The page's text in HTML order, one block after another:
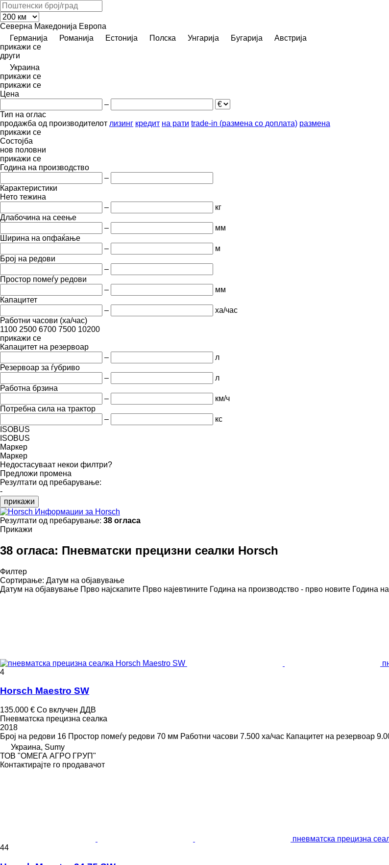
Северна Македонија Европа
Германија
Романија Естонија Полска Унгарија Бугарија
Австрија
прикажи се
други
Украина
прикажи се
прикажи се
Цена
–
Тип на оглас
продажба од производителот лизинг кредит на рати trade-in (размена со доплата) размена
прикажи се
Состојба
нов половни
прикажи се
Година на производство
–
Карактеристики
Нето тежина
–
кг
Длабочина на сеење
–
мм
Ширина на опфаќање
–
м
Број на редови
–
Простор помеѓу редови
–
мм
Капацитет
–
ха/час
Работни часови (ха/час)
1100 2500 6700 7500 10200
прикажи се
Капацитет на резервоар
–
л
Резервоар за ѓубриво
–
л
Работна брзина
–
км/ч
Потребна сила на трактор
–
кс
ISOBUS
ISOBUS
Маркер
Маркер
Недостасуваат некои филтри?
Предложи промена
Резултати од пребарување:
-
прикажи
Информации за Horsch
Резултати од пребарување: 38 огласа
Прикажи
38 огласа: Пневматски прецизни сеалки Horsch
Филтер
Сортирање: Датум на објавување
Датум на објавување Прво најскапите Прво најевтините Година на производство - прво новите Година
4
Horsch Maestro SW
135.000 € Со вклучен ДДВ
Пневматска прецизна сеалка
2018
Број на редови 16 Простор помеѓу редови 70 мм Работни часови 7.500 ха/час Капацитет на резервоар
Украина, Sumy
ТОВ "ОМЕГА АГРО ГРУП"
Контактирајте го продавачот
пневматска прецизна
44